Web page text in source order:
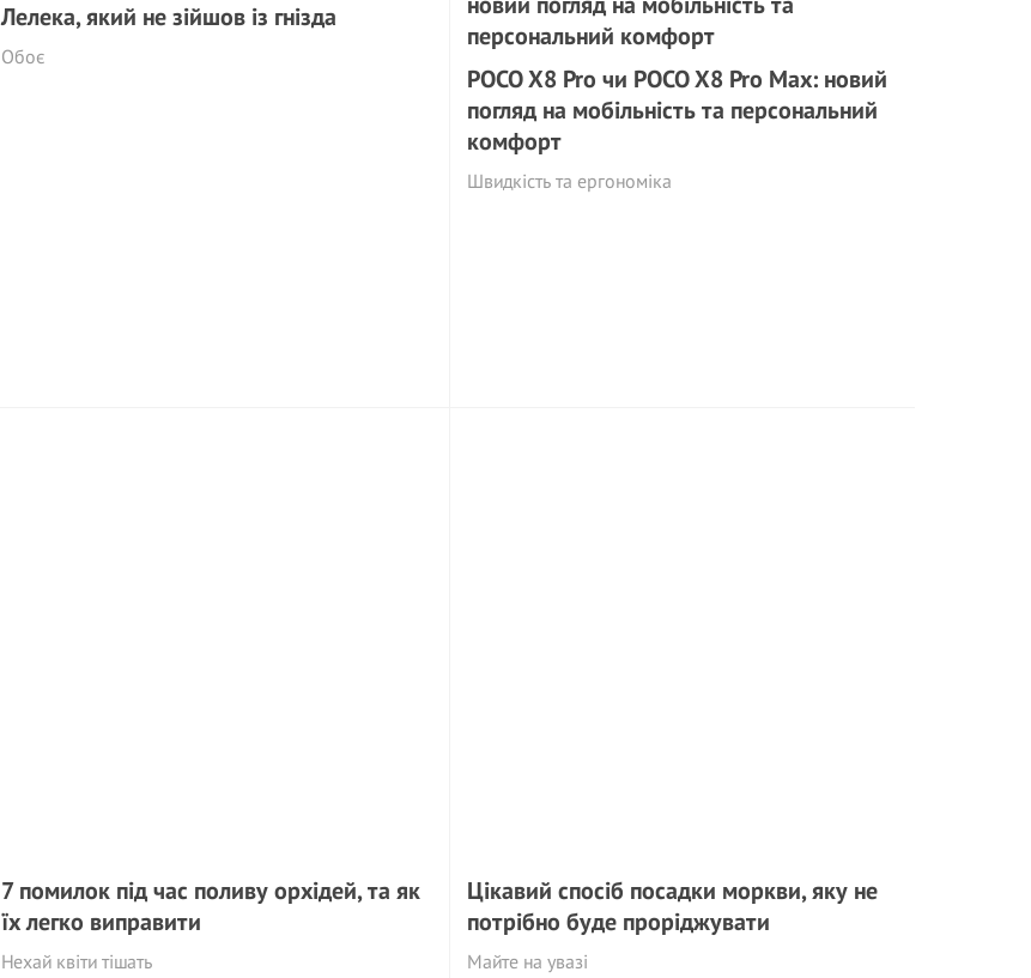
Лелека, який не зійшов із гнізда
Обоє
POCO X8 Pro чи POCO X8 Pro Max: новий
погляд на мобільність та персональний
комфорт
Швидкість та ергономіка
7 помилок під час поливу орхідей, та як
їх легко виправити
Нехай квіти тішать
Цікавий спосіб посадки моркви, яку не
потрібно буде проріджувати
Майте на увазі